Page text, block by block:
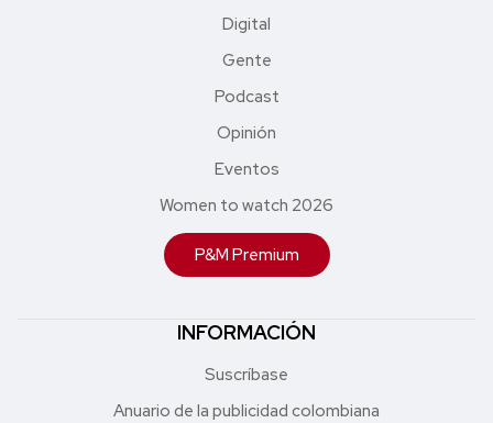
Digital
Gente
Podcast
Opinión
Eventos
Women to watch 2026
P&M Premium
INFORMACIÓN
Suscríbase
Anuario de la publicidad colombiana